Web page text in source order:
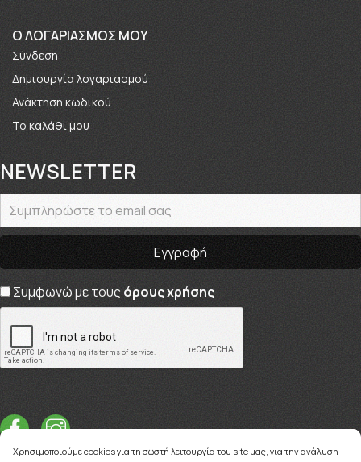
O ΛΟΓΑΡΙΑΣΜΟΣ ΜΟΥ
Σύνδεση
Δημιουργία λογαριασμού
Ανάκτηση κωδικού
Το καλάθι μου
NEWSLETTER
Συμφωνώ με τους όρους χρήσης
Χρησιμοποιούμε cookies για τη σωστή λειτουργία του site μας, για την ανάλυση